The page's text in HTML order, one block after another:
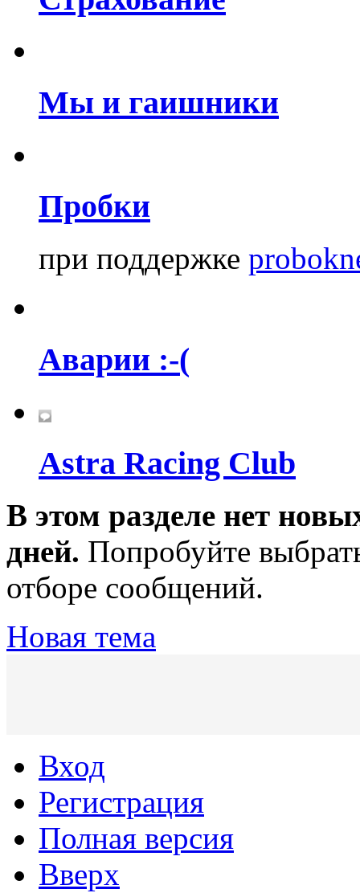
Мы и гаишники
Пробки
при поддержке
Аварии :-(
Astra Racing Club
В этом разделе нет
дней. Попробуйте
отборе сообщений.
Новая тема
Вход
Регистрация
Полная версия
Вверх